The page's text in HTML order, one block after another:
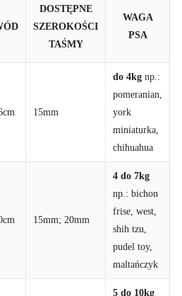
DOSTĘPNE
SZEROKOŚCI
TAŚMY
WAGA
PSA
15mm
do 4kg np.:
pomeranian,
york
miniaturka,
chihuahua
15mm; 20mm
4 do 7kg
np.: bichon
frise, west,
shih tzu,
pudel toy,
maltańczyk
5 do 10kg